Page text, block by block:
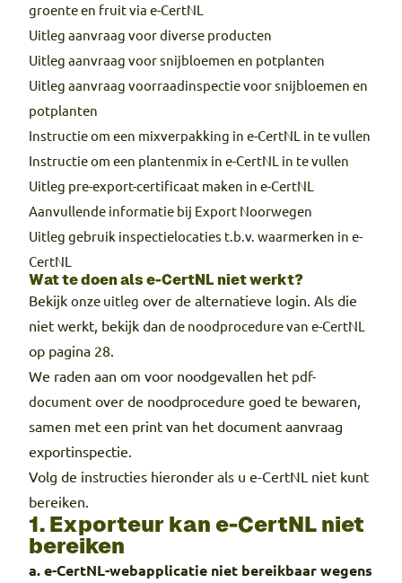
groente en fruit via e-CertNL
Uitleg aanvraag voor diverse producten
Uitleg aanvraag voor snijbloemen en potplanten
Uitleg aanvraag voorraadinspectie voor snijbloemen en
potplanten
Instructie om een mixverpakking in e-CertNL in te vullen
Instructie om een plantenmix in e-CertNL in te vullen
Uitleg pre-export-certificaat maken in e-CertNL
Aanvullende informatie bij Export Noorwegen
Uitleg gebruik inspectielocaties t.b.v. waarmerken in e-
CertNL
Wat te doen als e-CertNL niet werkt?
Bekijk onze uitleg over de alternatieve login. Als die
niet werkt, bekijk dan de noodprocedure van e-CertNL
op pagina 28.
We raden aan om voor noodgevallen het pdf-
document over de noodprocedure goed te bewaren,
samen met een print van het document aanvraag
exportinspectie.
Volg de instructies hieronder als u e-CertNL niet kunt
bereiken.
1. Exporteur kan e-CertNL niet
bereiken
a. e-CertNL-webapplicatie niet bereikbaar wegens